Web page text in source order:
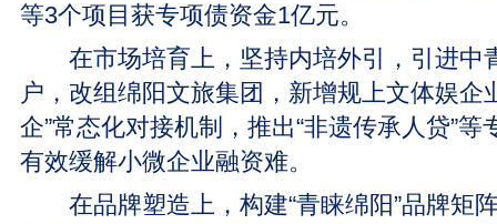
等3个项目获专项债资金1亿元。
在市场培育上，坚持内培外引，引进中
户，改组绵阳文旅集团，新增规上文体娱企
企”常态化对接机制，推出“非遗传承人贷”
有效缓解小微企业融资难。
在品牌塑造上，构建“青睐绵阳”品牌矩